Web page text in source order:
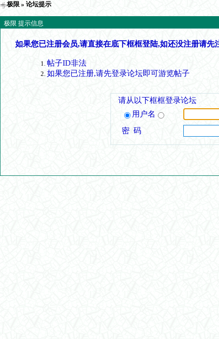
极限 » 论坛提示
极限 提示信息
如果您已注册会员,请直接在底下框框登陆,如还没注册请先
帖子ID非法
如果您已注册,请先登录论坛即可游览帖子
请从以下框框登录论坛
用户名
密 码